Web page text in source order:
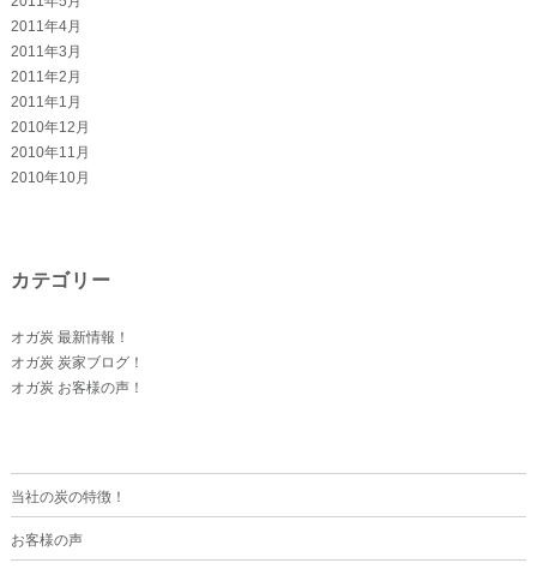
2011年4月
2011年3月
2011年2月
2011年1月
2010年12月
2010年11月
2010年10月
カテゴリー
オガ炭 最新情報！
オガ炭 炭家ブログ！
オガ炭 お客様の声！
当社の炭の特徴！
お客様の声